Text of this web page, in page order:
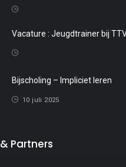
Vacature : Jeugdtrainer bij
Bijscholing – Impliciet leren
10 juli 2025
& Partners